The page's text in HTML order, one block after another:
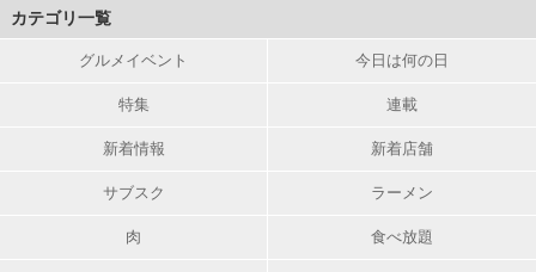
カテゴリ一覧
グルメイベント 今日は何の日
特集 連載
新着情報 新着店舗
サブスク ラーメン
肉 食べ放題